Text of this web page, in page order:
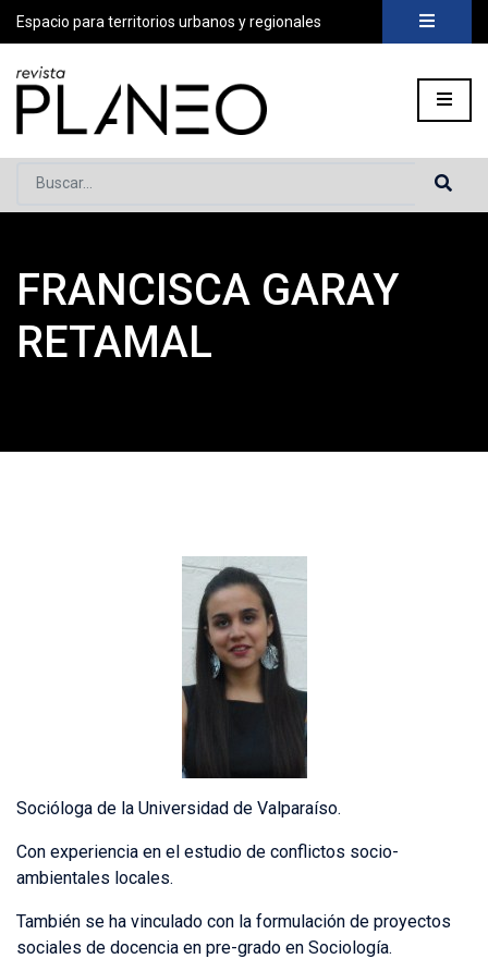
Espacio para territorios urbanos y regionales
Buscar...
Portada » Planeo Hoy»COLABORADORES»Francisca Garay
FRANCISCA GARAY
RETAMAL
Socióloga de la Universidad de Valparaíso.
Con experiencia en el estudio de conflictos socio-
ambientales locales.
También se ha vinculado con la formulación de proyectos
sociales de docencia en pre-grado en Sociología.